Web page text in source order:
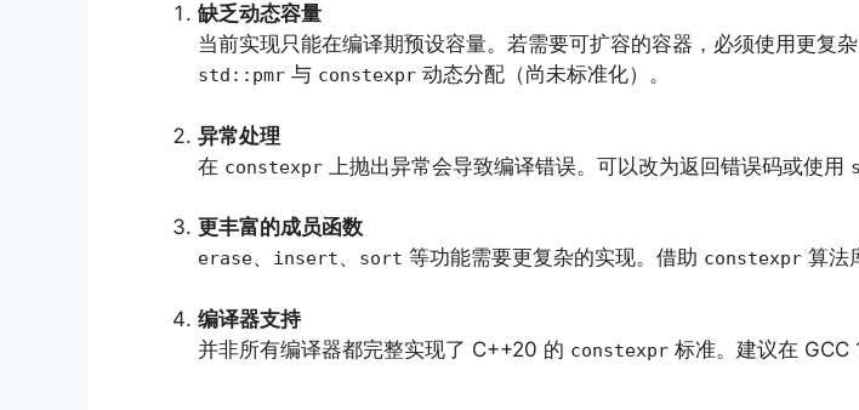
缺乏动态容量
当前实现只能在编译期预设容量。若需要可扩容的容器，必须使用更复
std::pmr 与 constexpr 动态分配（尚未标准化）。
异常处理
在 constexpr 上抛出异常会导致编译错误。可以改为返回错误码或使用
更丰富的成员函数
erase、 insert、 sort 等功能需要更复杂的实现。借助 constexpr 算法
编译器支持
并非所有编译器都完整实现了 C++20 的 constexpr 标准。建议在 GCC